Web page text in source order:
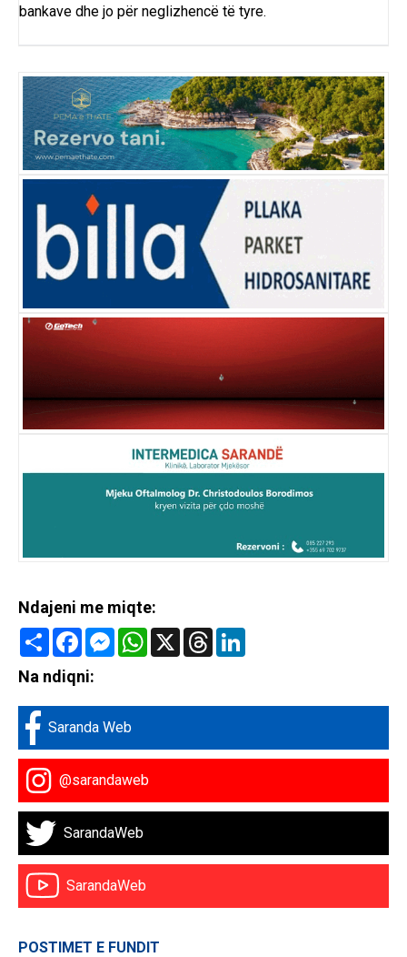
bankave dhe jo për neglizhencë të tyre.
Ndajeni me miqte:
Share FacebookMessenger
WhatsApp
X Threads
Na ndiqni:
Saranda Web
@sarandaweb
SarandaWeb
SarandaWeb
POSTIMET E FUNDIT